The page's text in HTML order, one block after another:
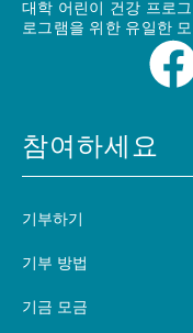
대학 어린이 건강 프로
로그램을 위한 유일한
참여하세요
기부하기
기부 방법
기금 모금